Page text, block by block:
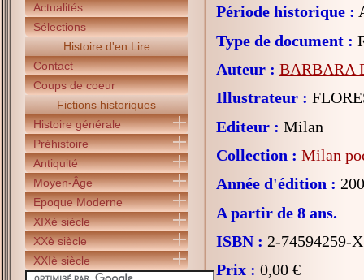
Actualités
Sélections
Histoire d'en Lire
Contact
Coups de coeur
Fictions historiques
Histoire générale
Préhistoire
Antiquité
Moyen-Âge
Epoque Moderne
XIXè siècle
XXè siècle
XXIè siècle
Période historique :
Type de document :
Auteur : BARBARA
Illustrateur :
Editeur : Milan
Collection : Milan
Année d'édition :
A partir de 8 ans.
ISBN : 2-74594259-X
Prix : 0,00 €